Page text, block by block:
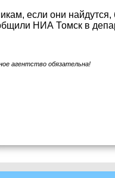
если они
НИА Томск в
агентство обязательна!